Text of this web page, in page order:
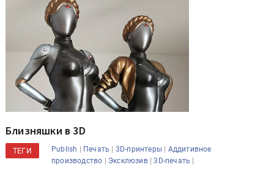
Близняшки в 3D
ТЕГИ Publish | Печать | 3D-принтеры | Аддитивное
производство | Эксклюзив|3D-печать |